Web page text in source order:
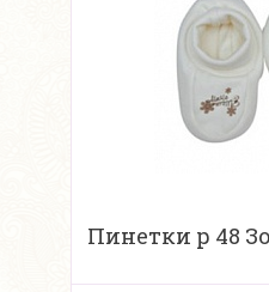
Пинетки р 48